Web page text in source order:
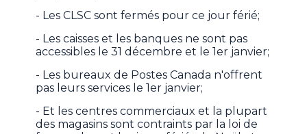
- Les CLSC sont fermés pour ce jour férié;
- Les caisses et les banques ne sont pas
accessibles le 31 décembre et le 1er janvier;
- Les bureaux de Postes Canada n'offrent
pas leurs services le 1er janvier;
- Et les centres commerciaux et la plupart
des magasins sont contraints par la loi de